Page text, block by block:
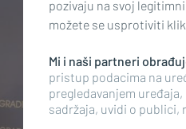
pozivaju na svoj
možete se usprotiviti
Mi i naši partneri
pristup podacima na
pregledavanjem
sadržaja, uvidi o publici,